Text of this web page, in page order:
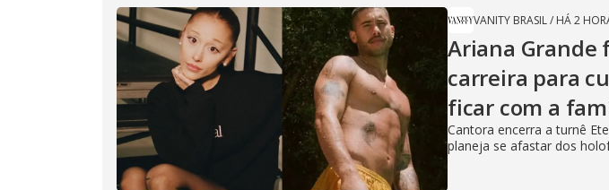
VANITY BRASIL/ HÁ 2
Ariana Grande
carreira para
ficar com a
Cantora encerra a turnê
planeja se afastar dos